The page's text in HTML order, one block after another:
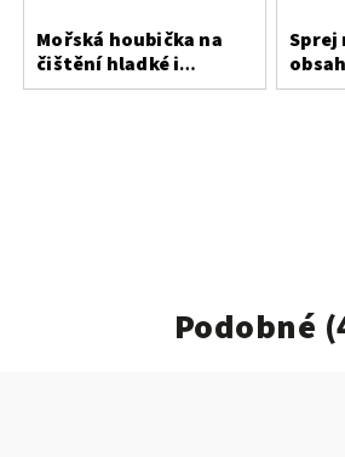
Mořská houbička na
čištění hladké i
broušené kůže
Sprej
Podobné